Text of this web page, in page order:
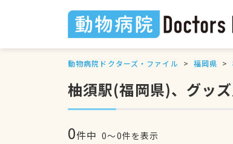
動物病院ドクターズ・ファイル 福岡県
柚須駅(福岡県)、グッ
0件中 0〜0件を表示